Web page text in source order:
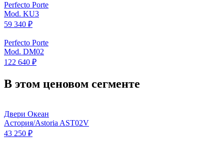
Perfecto Porte
Mod. KU3
59 340 ₽
Perfecto Porte
Mod. DM02
122 640 ₽
В этом ценовом сегменте
Двери Океан
Астория/Astoria AST02V
43 250 ₽